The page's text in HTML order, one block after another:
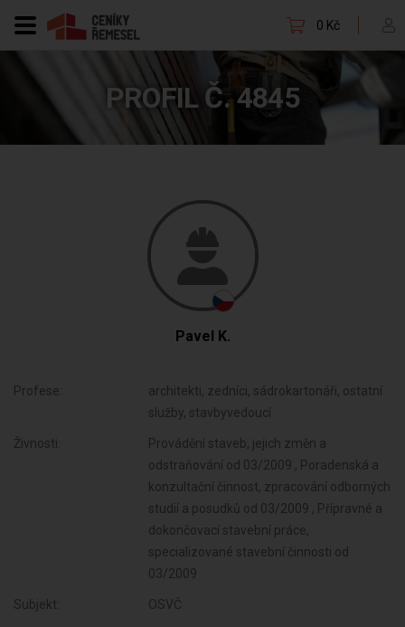
0 Kč
PROFIL Č. 4845
Pavel K.
Profese:
architekti, zedníci, sádrokartonáři, ostatní
služby, stavbyvedoucí
Živnosti:
Provádění staveb, jejich změn a
odstraňování od 03/2009 , Poradenská a
konzultační činnost, zpracování odborných
studií a posudků od 03/2009 , Přípravné a
dokončovací stavební práce,
specializované stavební činnosti od
03/2009
Subjekt: OSVČ